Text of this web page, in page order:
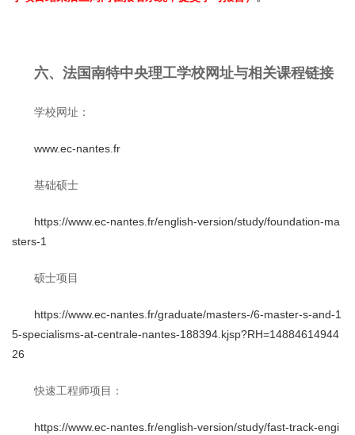
六、法国南特中央理工学校网址与相关课程链接
学校网址：
www.ec-nantes.fr
基础硕士
https://www.ec-nantes.fr/english-version/study/foundation-ma
sters-1
硕士项目
https://www.ec-nantes.fr/graduate/masters-/6-master-s-and-1
5-specialisms-at-centrale-nantes-188394.kjsp?RH=14884614944
26
快速工程师项目：
https://www.ec-nantes.fr/english-version/study/fast-track-engi